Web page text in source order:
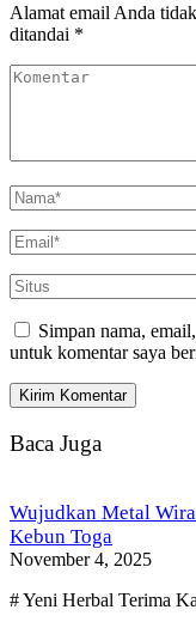
Alamat email Anda
ditandai *
Simpan nama,
untuk komentar saya
Baca Juga
Wujudkan Metal
Kebun Toga
November 4, 2025
# Yeni Herbal Terima